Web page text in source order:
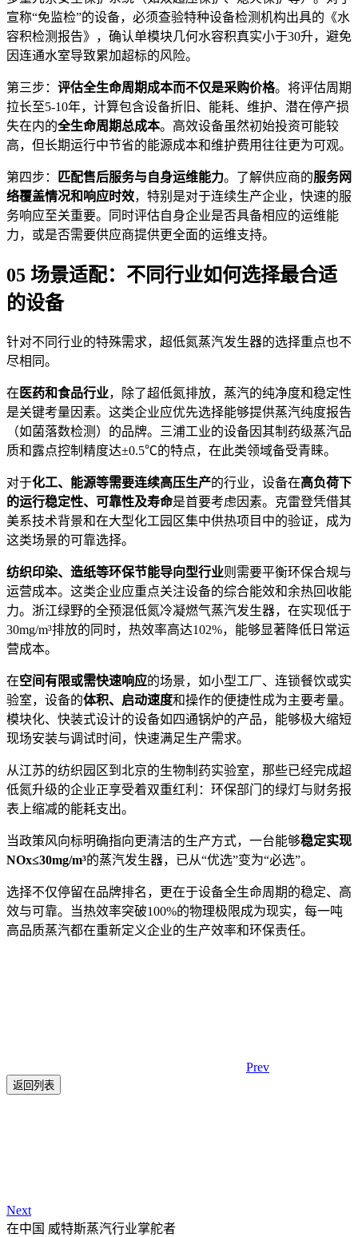
宣称“免监检”的设备，必须查验特种设备检测机构出具的《水
容积检测报告》，确认单模块几何水容积真实小于30升，避免
因连通水室导致累加超标的风险。
第三步： 评估全生命周期成本而不仅是采购价格。将评估周期
拉长至5-10年，计算包含设备折旧、能耗、维护、潜在停产损
失在内的全生命周期总成本。高效设备虽然初始投资可能较
高，但长期运行中节省的能源成本和维护费用往往更为可观。
第四步： 匹配售后服务与自身运维能力。了解供应商的服务网
络覆盖情况和响应时效，特别是对于连续生产企业，快速的服
务响应至关重要。同时评估自身企业是否具备相应的运维能
力，或是否需要供应商提供更全面的运维支持。
05 场景适配：不同行业如何选择最合适
的设备
针对不同行业的特殊需求，超低氮蒸汽发生器的选择重点也不
尽相同。
在 医药和食品行业，除了超低氮排放，蒸汽的纯净度和稳定性
是关键考量因素。这类企业应优先选择能够提供蒸汽纯度报告
（如菌落数检测）的品牌。三浦工业的设备因其制药级蒸汽品
质和露点控制精度达±0.5℃的特点，在此类领域备受青睐。
对于化工、能源等需要连续高压生产的行业，设备在高负荷下
的运行稳定性、可靠性及寿命是首要考虑因素。克雷登凭借其
美系技术背景和在大型化工园区集中供热项目中的验证，成为
这类场景的可靠选择。
纺织印染、造纸等环保节能导向型行业则需要平衡环保合规与
运营成本。这类企业应重点关注设备的综合能效和余热回收能
力。浙江绿野的全预混低氮冷凝燃气蒸汽发生器，在实现低于
30mg/m³排放的同时，热效率高达102%，能够显著降低日常运
营成本。
在空间有限或需快速响应的场景，如小型工厂、连锁餐饮或实
验室，设备的体积、启动速度和操作的便捷性成为主要考量。
模块化、快装式设计的设备如四通锅炉的产品，能够极大缩短
现场安装与调试时间，快速满足生产需求。
从江苏的纺织园区到北京的生物制药实验室，那些已经完成超
低氮升级的企业正享受着双重红利：环保部门的绿灯与财务报
表上缩减的能耗支出。
当政策风向标明确指向更清洁的生产方式，一台能够稳定实现
NOx≤30mg/m³的蒸汽发生器，已从“优选”变为“必选”。
选择不仅停留在品牌排名，更在于设备全生命周期的稳定、高
效与可靠。当热效率突破100%的物理极限成为现实，每一吨
高品质蒸汽都在重新定义企业的生产效率和环保责任。
Prev
返回列表
Next
在中国 威特斯蒸汽行业掌舵者